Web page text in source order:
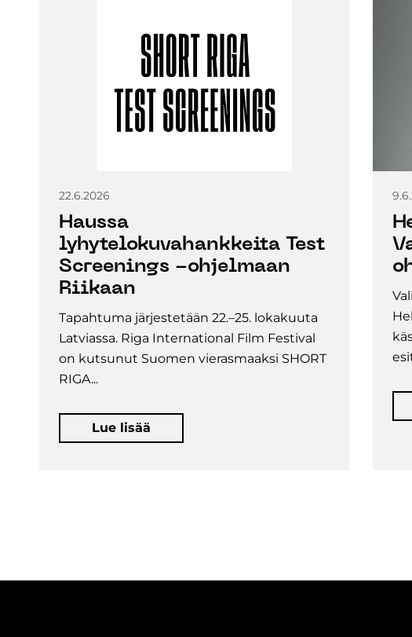
22.6.2026
Haussa
lyhytelokuvahankkeita Test
Screenings -ohjelmaan
Riikaan
Tapahtuma järjestetään 22.–25. lokakuuta
Latviassa. Riga International Film Festival
on kutsunut Suomen vierasmaaksi SHORT
RIGA...
Lue lisää